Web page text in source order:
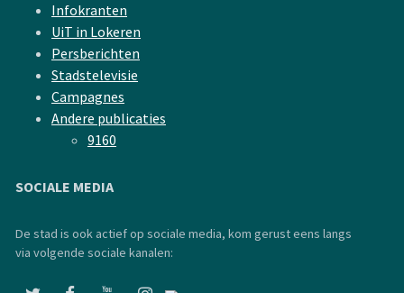
Infokranten
UiT in Lokeren
Persberichten
Stadstelevisie
Campagnes
Andere publicaties
9160
SOCIALE MEDIA
De stad is ook actief op sociale media, kom gerust eens langs
via volgende sociale kanalen: